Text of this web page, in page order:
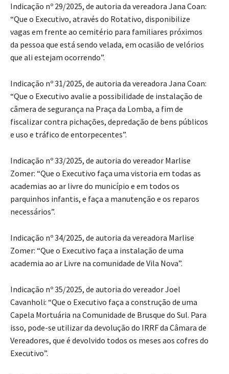
Indicação nº 29/2025, de autoria da vereadora Jana Coan:
“Que o Executivo, através do Rotativo, disponibilize
vagas em frente ao cemitério para familiares próximos
da pessoa que está sendo velada, em ocasião de velórios
que ali estejam ocorrendo”.
Indicação nº 31/2025, de autoria da vereadora Jana Coan:
“Que o Executivo avalie a possibilidade de instalação de
câmera de segurança na Praça da Lomba, a fim de
fiscalizar contra pichações, depredação de bens públicos
e uso e tráfico de entorpecentes”.
Indicação nº 33/2025, de autoria do vereador Marlise
Zomer: “Que o Executivo faça uma vistoria em todas as
academias ao ar livre do município e em todos os
parquinhos infantis, e faça a manutenção e os reparos
necessários”.
Indicação nº 34/2025, de autoria da vereadora Marlise
Zomer: “Que o Executivo faça a instalação de uma
academia ao ar Livre na comunidade de Vila Nova”.
Indicação nº 35/2025, de autoria do vereador Joel
Cavanholi: “Que o Executivo faça a construção de uma
Capela Mortuária na Comunidade de Brusque do Sul. Para
isso, pode-se utilizar da devolução do IRRF da Câmara de
Vereadores, que é devolvido todos os meses aos cofres do
Executivo”.